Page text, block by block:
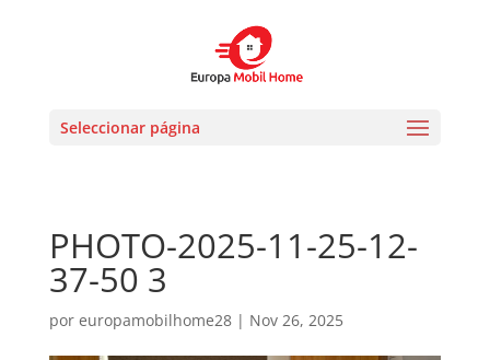
Seleccionar página
PHOTO-2025-11-25-12-
37-50 3
por europamobilhome28| Nov 26, 2025